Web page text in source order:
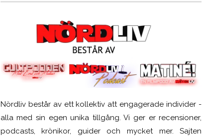
Nördliv består av ett kollektiv att engagerade individer -
alla med sin egen unika tillgång. Vi ger er recensioner,
podcasts, krönikor, guider och mycket mer. Sajten
SCUF Gaming Omega